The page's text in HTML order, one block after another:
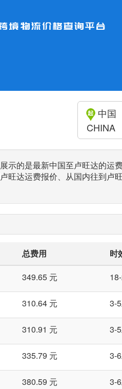
中国
CHINA
示的是最新中国至卢旺达的运
旺达运费报价、从国内往到
总费用 时
349.65 元
310.64 元 3-
310.91 元 3-
335.79 元 3-
380.59 元 3-